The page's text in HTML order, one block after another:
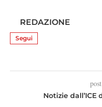
REDAZIONE
Segui
Notizie dall’ICE